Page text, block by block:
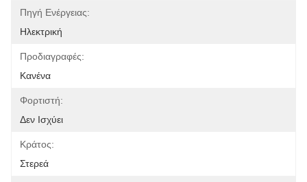
Πηγή Ενέργειας:
Ηλεκτρική
Προδιαγραφές:
Κανένα
Φορτιστή:
Δεν Ισχύει
Κράτος:
Στερεά